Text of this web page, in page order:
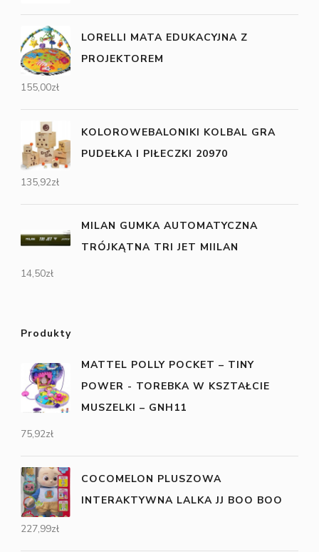
LORELLI MATA EDUKACYJNA Z
PROJEKTOREM
155,00zł
KOLOROWEBALONIKI KOLBAL GRA
PUDEŁKA I PIŁECZKI 20970
135,92zł
MILAN GUMKA AUTOMATYCZNA
TRÓJKĄTNA TRI JET MIILAN
14,50zł
Produkty
MATTEL POLLY POCKET – TINY
POWER - TOREBKA W KSZTAŁCIE
MUSZELKI – GNH11
75,92zł
COCOMELON PLUSZOWA
INTERAKTYWNA LALKA JJ BOO BOO
227,99zł